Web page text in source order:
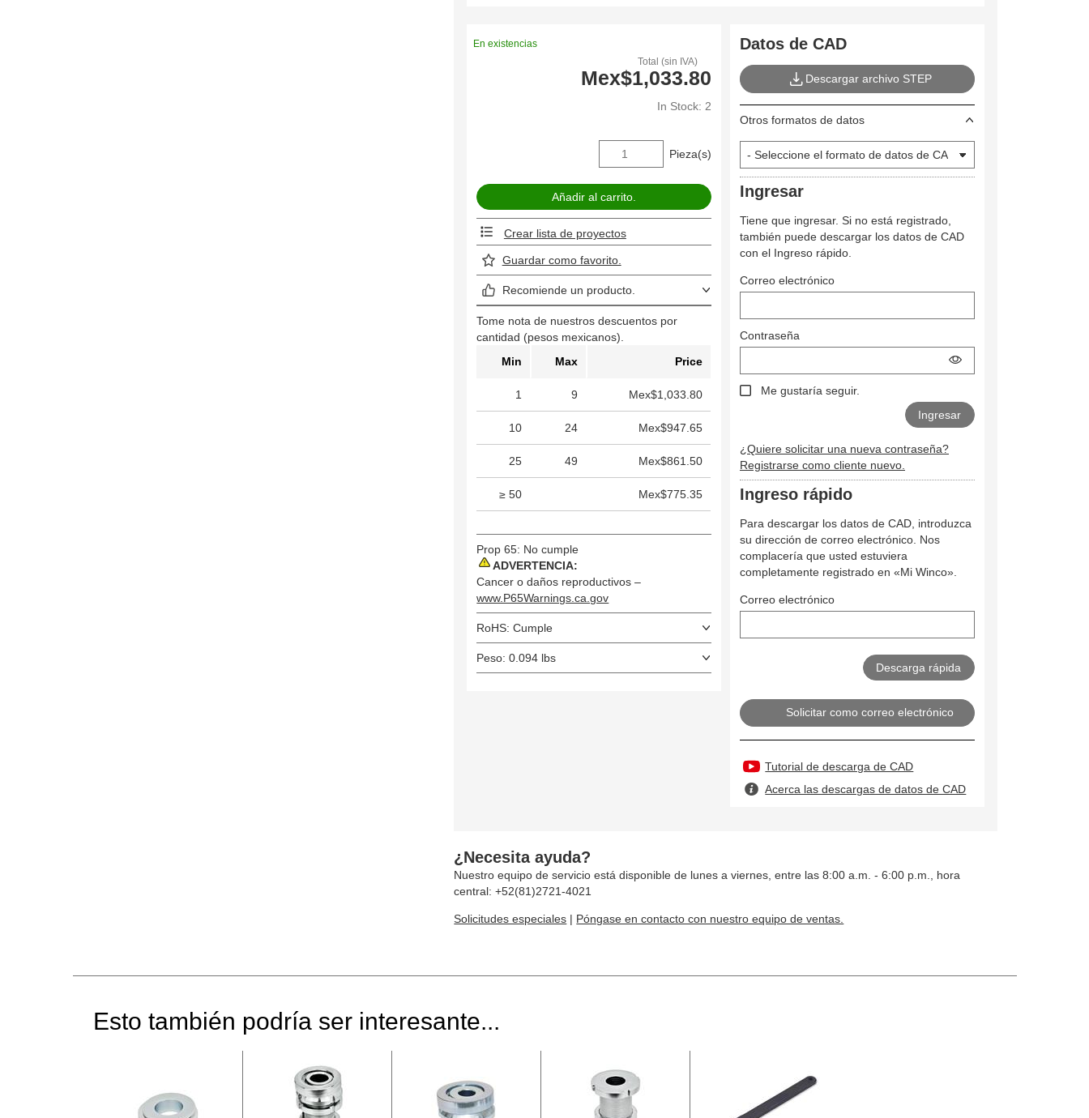
Total (sin IVA)
Mex$1,033.80
In Stock: 2
En existencias
Pieza(s)
Crear lista de proyectos
Guardar como favorito.
Recomiende un producto.
Tome nota de nuestros descuentos por
cantidad (pesos mexicanos).
Min
Max Price
1 9 Mex$1,033.80
10 24 Mex$947.65
25 49 Mex$861.50
≥ 50 Mex$775.35
Prop 65: No cumple
ADVERTENCIA:
Cancer o daños reproductivos –
www.P65Warnings.ca.gov
RoHS: Cumple
Peso: 0.094 lbs
Datos de CAD
Descargar archivo STEP
Otros formatos de datos
Ingresar
Tiene que ingresar. Si no está registrado,
también puede descargar los datos de CAD
con el Ingreso rápido.
Correo electrónico
Contraseña
Me gustaría seguir.
¿Quiere solicitar una nueva contraseña?
Registrarse como cliente nuevo.
Ingreso rápido
Para descargar los datos de CAD, introduzca
su dirección de correo electrónico. Nos
complacería que usted estuviera
completamente registrado en «Mi Winco».
Correo electrónico
Solicitar como correo electrónico
Tutorial de descarga de CAD
Acerca las descargas de datos de CAD
¿Necesita ayuda?
Nuestro equipo de servicio está disponible de lunes a viernes, entre las 8:00 a.m. - 6:00 p.m., hora
central: +52(81)2721-4021
Solicitudes especiales | Póngase en contacto con nuestro equipo de ventas.
Esto también podría ser interesante...